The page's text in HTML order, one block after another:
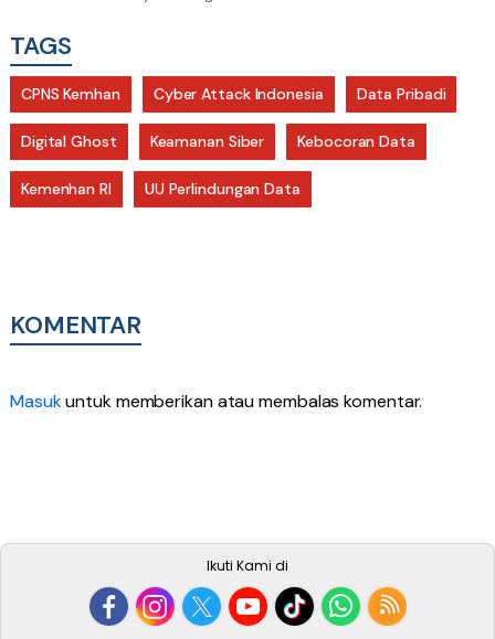
TAGS
CPNS Kemhan Cyber Attack Indonesia Data Pribadi
Digital Ghost Keamanan Siber Kebocoran Data
Kemenhan RI UU Perlindungan Data
KOMENTAR
Masukuntuk memberikan atau membalas komentar.
Ikuti Kami di